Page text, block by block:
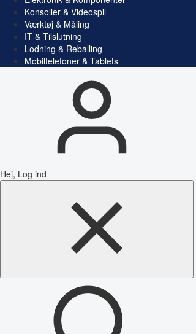
Konsoller & Videospil
Værktøj & Måling
IT & Tilslutning
Lodning & Reballing
Mobiltelefoner & Tablets
Hej, Log ind